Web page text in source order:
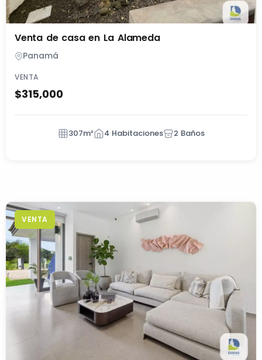
Venta de casa en La Alameda
Panamá
VENTA
$315,000
307m² 4 Habitaciones 2 Baños
VENTA